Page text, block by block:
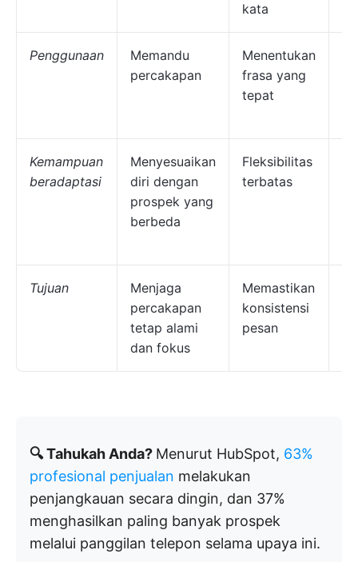
kata
Penggunaan
Memandu
percakapan
Menentukan
frasa yang
tepat
Kemampuan
beradaptasi
Menyesuaikan
diri dengan
prospek yang
berbeda
Fleksibilitas
terbatas
Tujuan
Menjaga
percakapan
tetap alami
dan fokus
Memastikan
konsistensi
pesan
🔍 Tahukah Anda? Menurut HubSpot, 63%
profesional penjualan melakukan
penjangkauan secara dingin, dan 37%
menghasilkan paling banyak prospek
melalui panggilan telepon selama upaya ini.